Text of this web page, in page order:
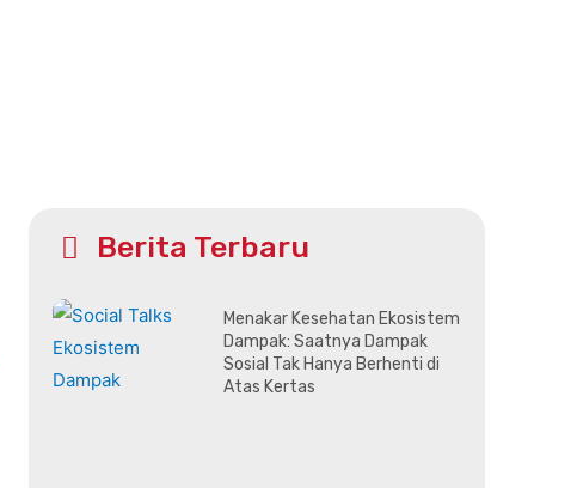
Berita Terbaru
Menakar Kesehatan Ekosistem
Dampak: Saatnya Dampak
Sosial Tak Hanya Berhenti di
Atas Kertas